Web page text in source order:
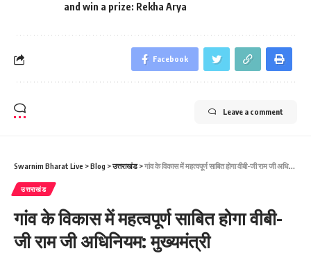
and win a prize: Rekha Arya
Facebook
Leave a comment
Swarnim Bharat Live >Blog >उत्तराखंड>गांव के विकास में महत्वपूर्ण साबित होगा वीबी-जी राम जी अधिनियम: मुख्यमंत्री
उत्तराखंड
गांव के विकास में महत्वपूर्ण साबित होगा वीबी-
जी राम जी अधिनियम: मुख्यमंत्री